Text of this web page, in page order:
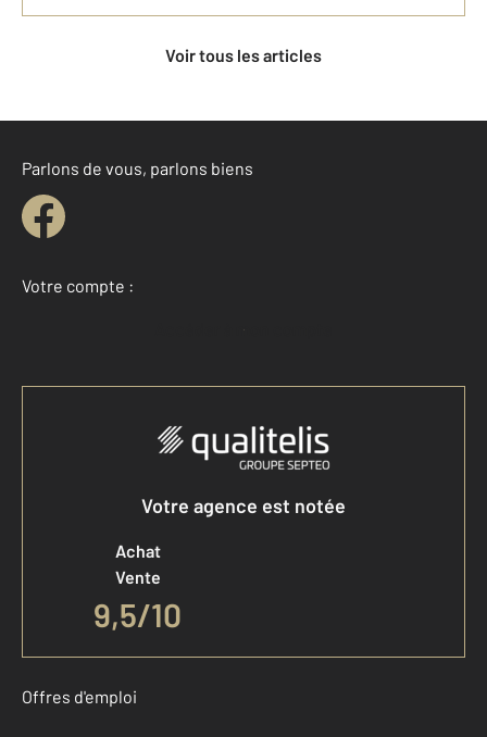
Voir tous les articles
Parlons de vous, parlons biens
Votre compte :
Accéder à mon compte
Votre agence est notée
Achat
Vente
9,5/10
Offres d'emploi